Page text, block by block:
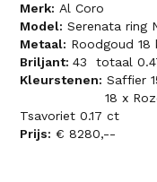
Merk: Al Coro
Model: Serenata ring
Metaal: Roodgoud 18
Briljant:43 totaal
Kleurstenen: Saffier
18 x Roze 0.23
Tsavoriet 0.17 ct
Prijs: € 8280,--